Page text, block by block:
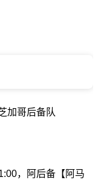
加哥后备队
，阿后备【阿马